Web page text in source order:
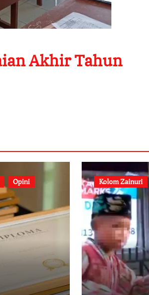
Akhir Tahun
Opini Kolom Zainuri